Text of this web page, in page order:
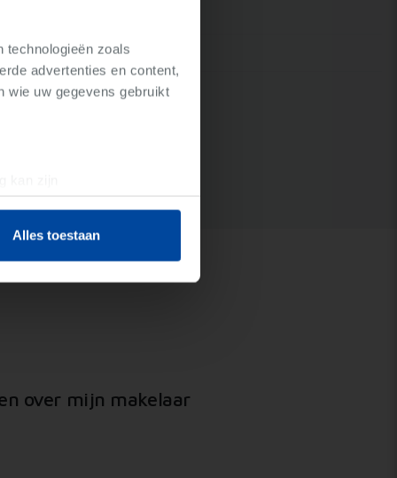
technologieën zoals
advertenties en content,
wie uw gegevens gebruikt
Alles toestaan
over mijn makelaar